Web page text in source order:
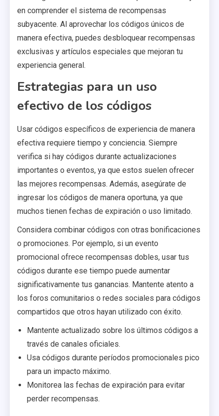
en comprender el sistema de recompensas
subyacente. Al aprovechar los códigos únicos de
manera efectiva, puedes desbloquear recompensas
exclusivas y artículos especiales que mejoran tu
experiencia general.
Estrategias para un uso
efectivo de los códigos
Usar códigos específicos de experiencia de manera
efectiva requiere tiempo y conciencia. Siempre
verifica si hay códigos durante actualizaciones
importantes o eventos, ya que estos suelen ofrecer
las mejores recompensas. Además, asegúrate de
ingresar los códigos de manera oportuna, ya que
muchos tienen fechas de expiración o uso limitado.
Considera combinar códigos con otras bonificaciones
o promociones. Por ejemplo, si un evento
promocional ofrece recompensas dobles, usar tus
códigos durante ese tiempo puede aumentar
significativamente tus ganancias. Mantente atento a
los foros comunitarios o redes sociales para códigos
compartidos que otros hayan utilizado con éxito.
Mantente actualizado sobre los últimos códigos a
través de canales oficiales.
Usa códigos durante períodos promocionales pico
para un impacto máximo.
Monitorea las fechas de expiración para evitar
perder recompensas.